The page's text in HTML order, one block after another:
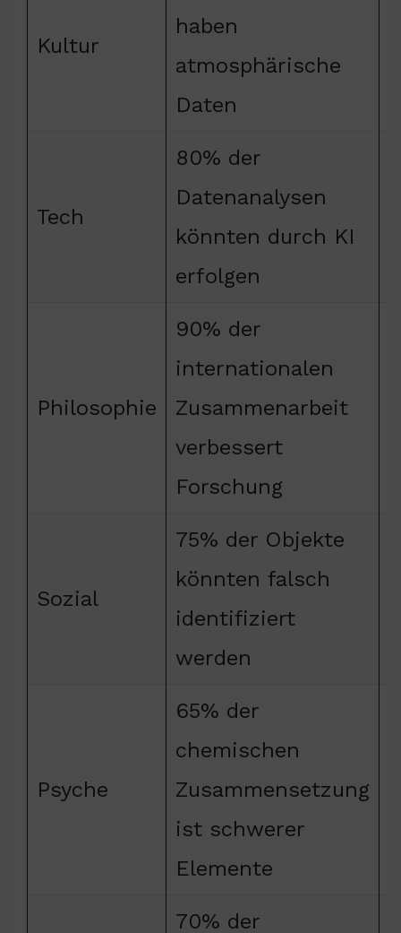
Kultur
haben
atmosphärische
Daten
Tech
80% der
Datenanalysen
könnten durch KI
erfolgen
Philosophie
90% der
internationalen
Zusammenarbeit
verbessert
Forschung
Sozial
75% der Objekte
könnten falsch
identifiziert
werden
Psyche
65% der
chemischen
Zusammensetzung
ist schwerer
Elemente
70% der